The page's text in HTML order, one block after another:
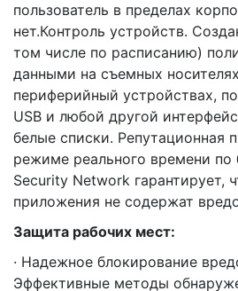
пользователь в пределах
нет.Контроль устройств.
том числе по расписанию)
данными на съемных
периферийный устройствах,
USB и любой другой
белые списки. Репутационная
режиме реального времени по
Security Network гарантирует,
приложения не содержат
Защита рабочих мест:
· Надежное блокирование
Эффективные методы